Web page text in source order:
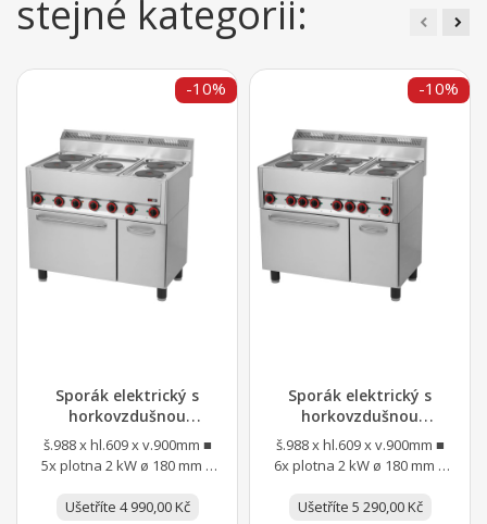
stejné kategorii:
Sporák elektrický s
horkovzdušnou
elektrickou troubou
GN...
š.988 x hl.609 x v.900mm ■
5x plotna 2 kW ø 180 mm ■
ochrana plotny proti...
Ušetříte 4 990,00 Kč
-10%
Sporák elektrický s
horkovzdušnou
elektrickou troubou
GN...
š.988 x hl.609 x v.900mm ■
6x plotna 2 kW ø 180 mm ■
ochrana plotny proti...
Ušetříte 5 290,00 Kč
-10%